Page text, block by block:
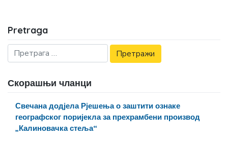
Pretraga
Скорашњи чланци
Свечана додјела Рјешења о заштити ознаке
географског поријекла за прехрамбени производ
„Калиновачка стеља“